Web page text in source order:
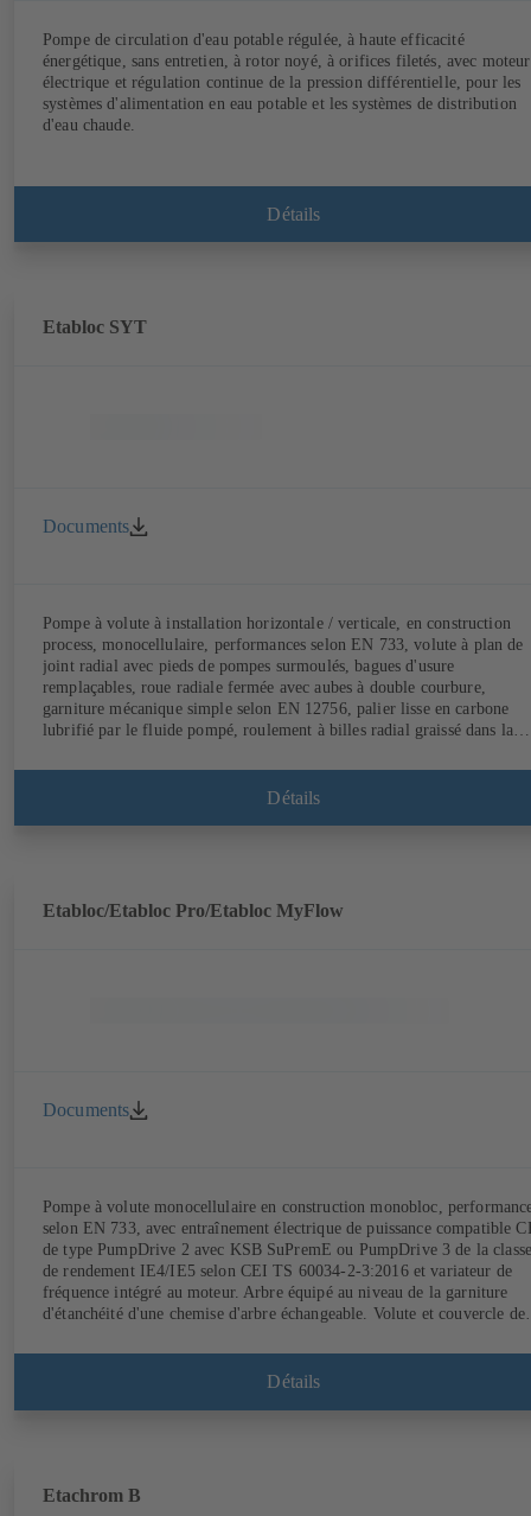
Pompe de circulation d'eau potable régulée, à haute efficacité
énergétique, sans entretien, à rotor noyé, à orifices filetés, avec moteur
électrique et régulation continue de la pression différentielle, pour les
systèmes d'alimentation en eau potable et les systèmes de distribution
d'eau chaude.
Détails
Etabloc SYT
Documents
Pompe à volute à installation horizontale / verticale, en construction
process, monocellulaire, performances selon EN 733, volute à plan de
joint radial avec pieds de pompes surmoulés, bagues d'usure
remplaçables, roue radiale fermée avec aubes à double courbure,
garniture mécanique simple selon EN 12756, palier lisse en carbone
lubrifié par le fluide pompé, roulement à billes radial graissé dans la
moteur 0,55 kW / 0,75 kW avec 1500 t/min qui sont équipées
permanents), classe de rendement IE4/IE5 et variateur de fréquence
Détails
Etabloc/Etabloc Pro/Etabloc MyFlow
Documents
Pompe à volute monocellulaire en construction monobloc,
selon EN 733, avec entraînement électrique de puissance compatible
de type PumpDrive 2 avec KSB SuPremE ou PumpDrive 3 de la classe
de rendement IE4/IE5 selon CEI TS 60034-2-3:2016 et variateur de
fréquence intégré au moteur. Arbre équipé au niveau de la garniture
d'étanchéité d'une chemise d'arbre échangeable. Volute et couvercle de
surmoulés en version B, C et S. Points de fixation selon la norme
CEI 60072, dimensions extérieures suivant DIN V 42673 (07-2011).
Détails
Etachrom B